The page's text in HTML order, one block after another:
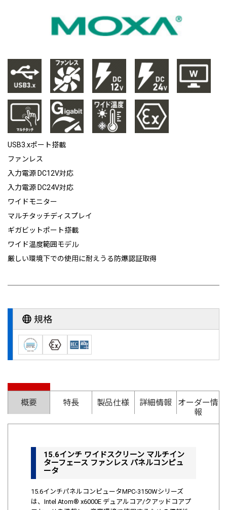
USB3.xポート搭載
ファンレス
入力電源 DC12V対応
入力電源 DC24V対応
ワイドモニター
マルチタッチディスプレイ
ギガビットポート搭載
ワイド温度範囲モデル
厳しい環境下での使用に耐えうる防爆認証取得
規格
概要 特長 製品仕様 詳細情報
オーダー情
報
15.6インチ ワイドスクリーン マルチイン
ターフェース ファンレス パネルコンピュ
ータ
15.6インチパネルコンピュータMPC-3150Wシリーズ
は、Intel Atom® x6000E デュアルコア/クアッドコアプ